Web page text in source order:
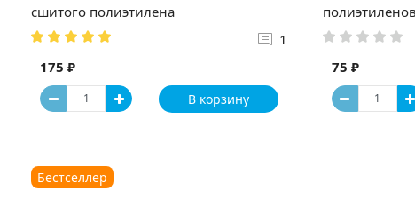
сшитого полиэтилена
1
175 ₽
В корзину
75 ₽
Бестселлер